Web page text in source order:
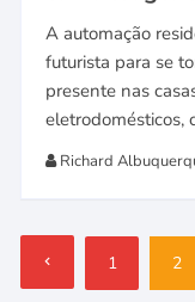
A automação
futurista para se
presente nas
eletrodomésticos,
Richard
Paginação
posts
1 2